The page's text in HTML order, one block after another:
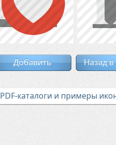
Добавить Назад в
PDF-каталоги и примеры